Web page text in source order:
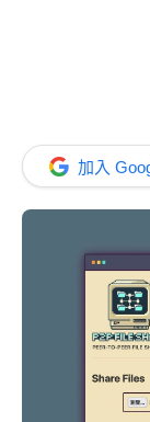
加入